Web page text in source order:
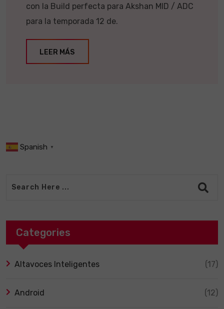
con la Build perfecta para Akshan MID / ADC
para la temporada 12 de.
LEER MÁS
Spanish ▼
Categories
Altavoces Inteligentes (17)
Android (12)